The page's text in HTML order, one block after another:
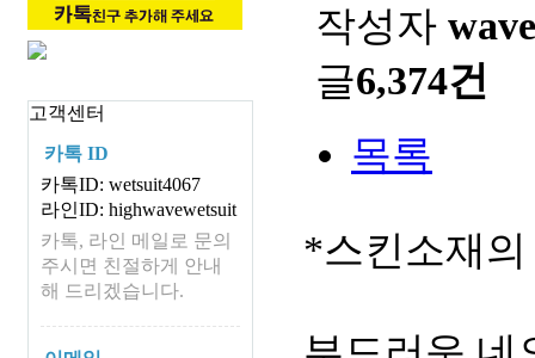
고객센터
카톡 ID
카톡ID: wetsuit4067
라인ID: highwavewetsuit
카톡, 라인 메일로 문의
주시면 친절하게 안내
해 드리겠습니다.
작성자 wave
글6,374건
목록
*스킨소재